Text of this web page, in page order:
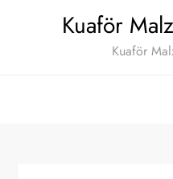
Kuaför
Kuaför